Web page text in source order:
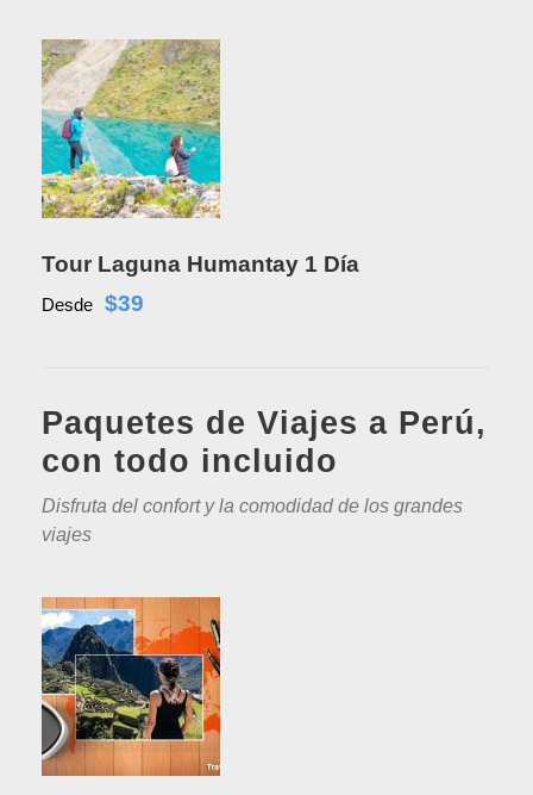
Tour Laguna Humantay 1 Día
Desde $39
Paquetes de Viajes a Perú,
con todo incluido
Disfruta del confort y la comodidad de los grandes
viajes